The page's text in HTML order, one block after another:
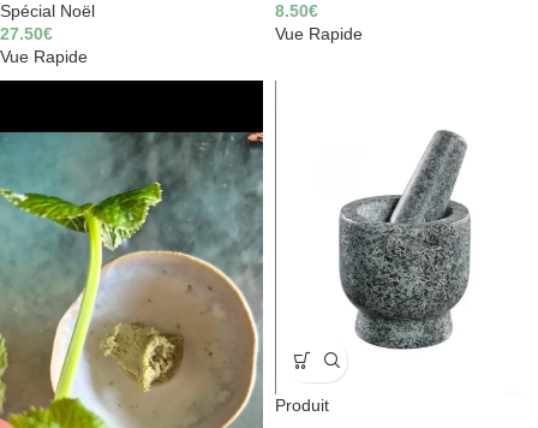
Spécial Noël
27.50€
Vue Rapide
8.50€
Vue Rapide
Produit